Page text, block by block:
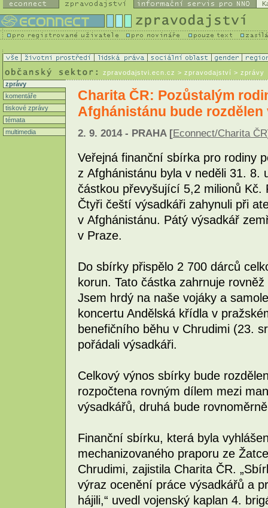
zpravodajstvi.ecn.cz > zpravodajství > zprávy
zprávy
komentáře
tiskové zprávy
témata
multimedia
Charita ČR: Pozůstalým
Afghánistánu bude
2. 9. 2014 - PRAHA [Econnect/Charita ČR
Veřejná finanční sbírka pro rodiny
z Afghánistánu byla v neděli 31. 8.
částkou převyšující 5,2 milionů
Čtyři čeští výsadkáři zahynuli při
v Afghánistánu. Pátý výsadkář
v Praze.
Do sbírky přispělo 2 700 dárců
korun. Tato částka zahrnuje
Jsem hrdý na naše vojáky a
koncertu Andělská křídla v
benefičního běhu v Chrudimi (23.
pořádali výsadkáři.
Celkový výnos sbírky bude
rozpočtena rovným dílem mezi
výsadkářů, druhá bude
Finanční sbírku, která byla
mechanizovaného praporu ze
Chrudimi, zajistila Charita ČR.
výraz ocenění práce výsadkářů a
hájili,“ uvedl vojenský kaplan 4.